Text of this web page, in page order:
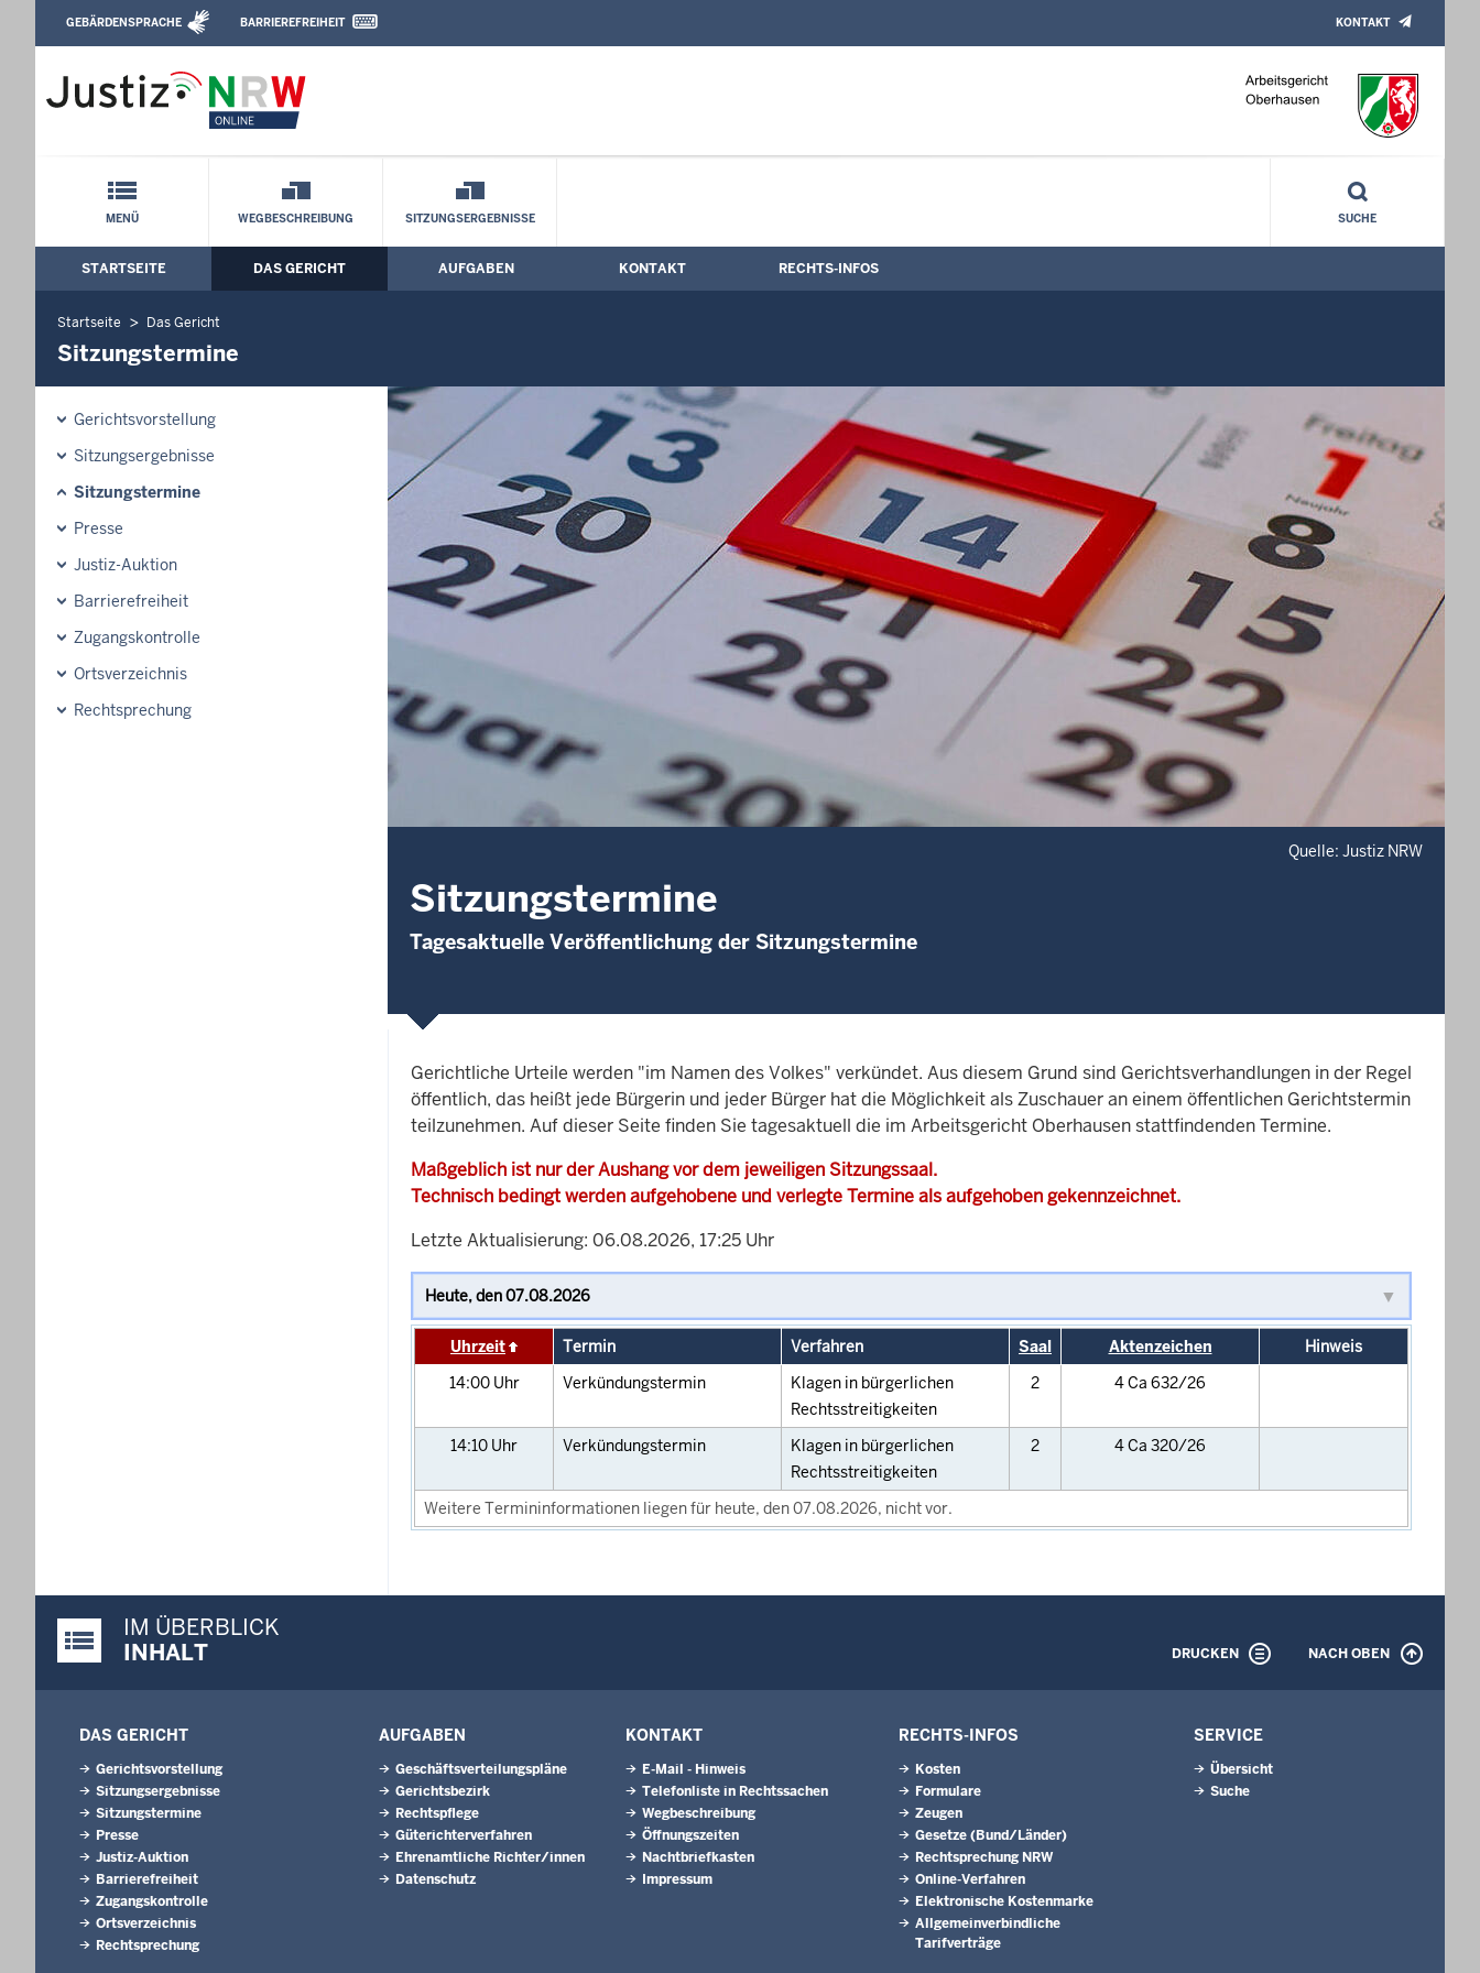
Arbeitsgericht Oberhausen: Sitzungstermine
Direkt zum Inhalt
Leichte Sprache, Gebärdensprachenvideo und Kontaktformular
GEBÄRDENSPRACHE BARRIEREFREIHEIT KONTAKT
Schnellnavigation mit Volltext-Suche
MENÜ WEGBESCHREIBUNG SITZUNGSERGEBNISSE SUCHE
Hauptmenü: Hauptnavigation
STARTSEITE DAS GERICHT AUFGABEN KONTAKT RECHTS-INFOS
Startseite Das Gericht
Sitzungstermine
Gerichtsvorstellung
Sitzungsergebnisse
Sitzungstermine
Presse
Justiz-Auktion
Barrierefreiheit
Zugangskontrolle
Ortsverzeichnis
Rechtsprechung
Quelle: Justiz NRW
Sitzungstermine
Tagesaktuelle Veröffentlichung der Sitzungstermine
Gerichtliche Urteile werden "im Namen des Volkes" verkündet. Aus diesem Grund sind Gerichtsverhandlungen in der Regel
öffentlich, das heißt jede Bürgerin und jeder Bürger hat die Möglichkeit als Zuschauer an einem öffentlichen Gerichtstermin
teilzunehmen. Auf dieser Seite finden Sie tagesaktuell die im Arbeitsgericht Oberhausen stattfindenden Termine.
Maßgeblich ist nur der Aushang vor dem jeweiligen Sitzungssaal.
Technisch bedingt werden aufgehobene und verlegte Termine als aufgehoben gekennzeichnet.
Letzte Aktualisierung: 06.08.2026, 17:25 Uhr
Uhrzeit Termin Verfahren Saal Aktenzeichen
Hinweis
14:00 Uhr Verkündungstermin
Klagen in bürgerlichen
Rechtsstreitigkeiten
2 4 Ca 632/26
14:10 Uhr Verkündungstermin
Klagen in bürgerlichen
Rechtsstreitigkeiten
2 4 Ca 320/26
Weitere Termininformationen liegen für heute, den 07.08.2026, nicht vor.
Justiz-Portal im Überblick:
IM ÜBERBLICK
INHALT
DRUCKEN NACH OBEN
DAS GERICHT
Gerichtsvorstellung
Sitzungsergebnisse
Sitzungstermine
Presse
Justiz-Auktion
Barrierefreiheit
Zugangskontrolle
Ortsverzeichnis
Rechtsprechung
AUFGABEN
Geschäftsverteilungspläne
Gerichtsbezirk
Rechtspflege
Güterichterverfahren
Ehrenamtliche Richter/innen
Datenschutz
KONTAKT
E-Mail - Hinweis
Telefonliste in Rechtssachen
Wegbeschreibung
Öffnungszeiten
Nachtbriefkasten
Impressum
RECHTS-INFOS
Kosten
Formulare
Zeugen
Gesetze (Bund/Länder)
Rechtsprechung NRW
Online-Verfahren
Elektronische Kostenmarke
Allgemeinverbindliche
Tarifverträge
SERVICE
Übersicht
Suche